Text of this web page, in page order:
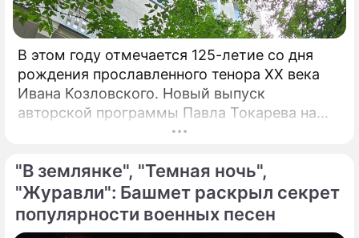
В этом году отмечается 125-летие со дня
рождения прославленного тенора XX века
Ивана Козловского. Новый выпуск
авторской программы Павла Токарева на
платформе VK "Сады искусств" посвящен
столетия Козловский являлся не просто
популярным певцом, а считался богом и
идолом для всего советского народа", –
говорит Токарев.
"В землянке", "Темная ночь",
"Журавли": Башмет раскрыл секрет
популярности военных песен